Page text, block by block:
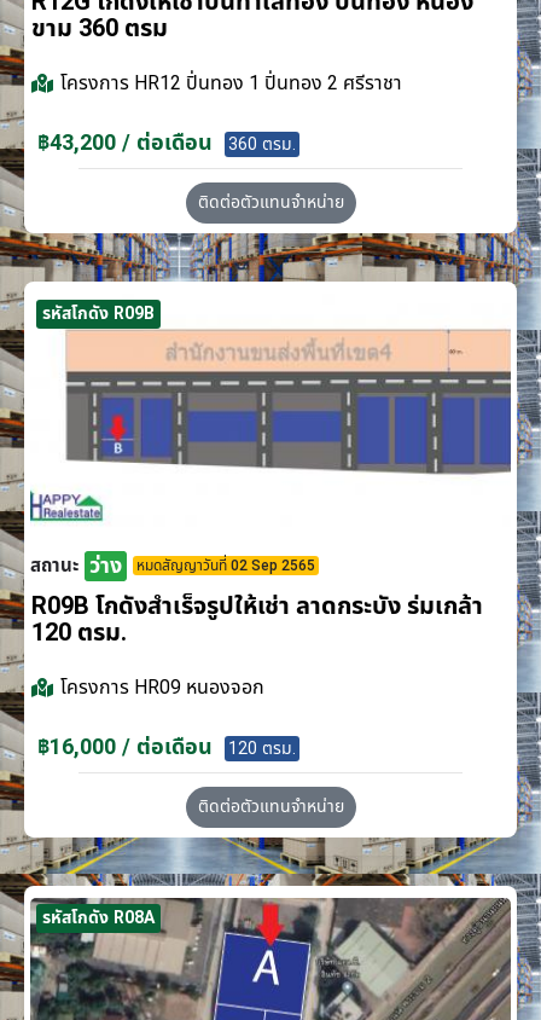
ขาม 360 ตรม
โครงการ HR12 ปิ่นทอง 1 ปิ่นทอง 2 ศรีราชา
฿43,200 / ต่อเดือน 360 ตรม.
ติดต่อตัวแทนจำหน่าย
รหัสโกดัง R09B
สถานะ ว่าง หมดสัญญาวันที่ 02 Sep 2565
R09B โกดังสำเร็จรูปให้เช่า ลาดกระบัง​ ร่มเกล้า
120 ตรม.
โครงการ HR09 หนองจอก
฿16,000 / ต่อเดือน 120 ตรม.
ติดต่อตัวแทนจำหน่าย
รหัสโกดัง R08A